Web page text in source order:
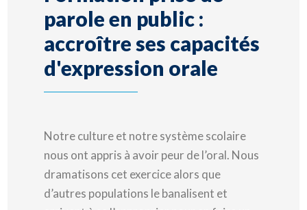
parole en public :
accroître ses capacités
d'expression orale
Notre culture et notre système scolaire
nous ont appris à avoir peur de l’oral. Nous
dramatisons cet exercice alors que
d’autres populations le banalisent et